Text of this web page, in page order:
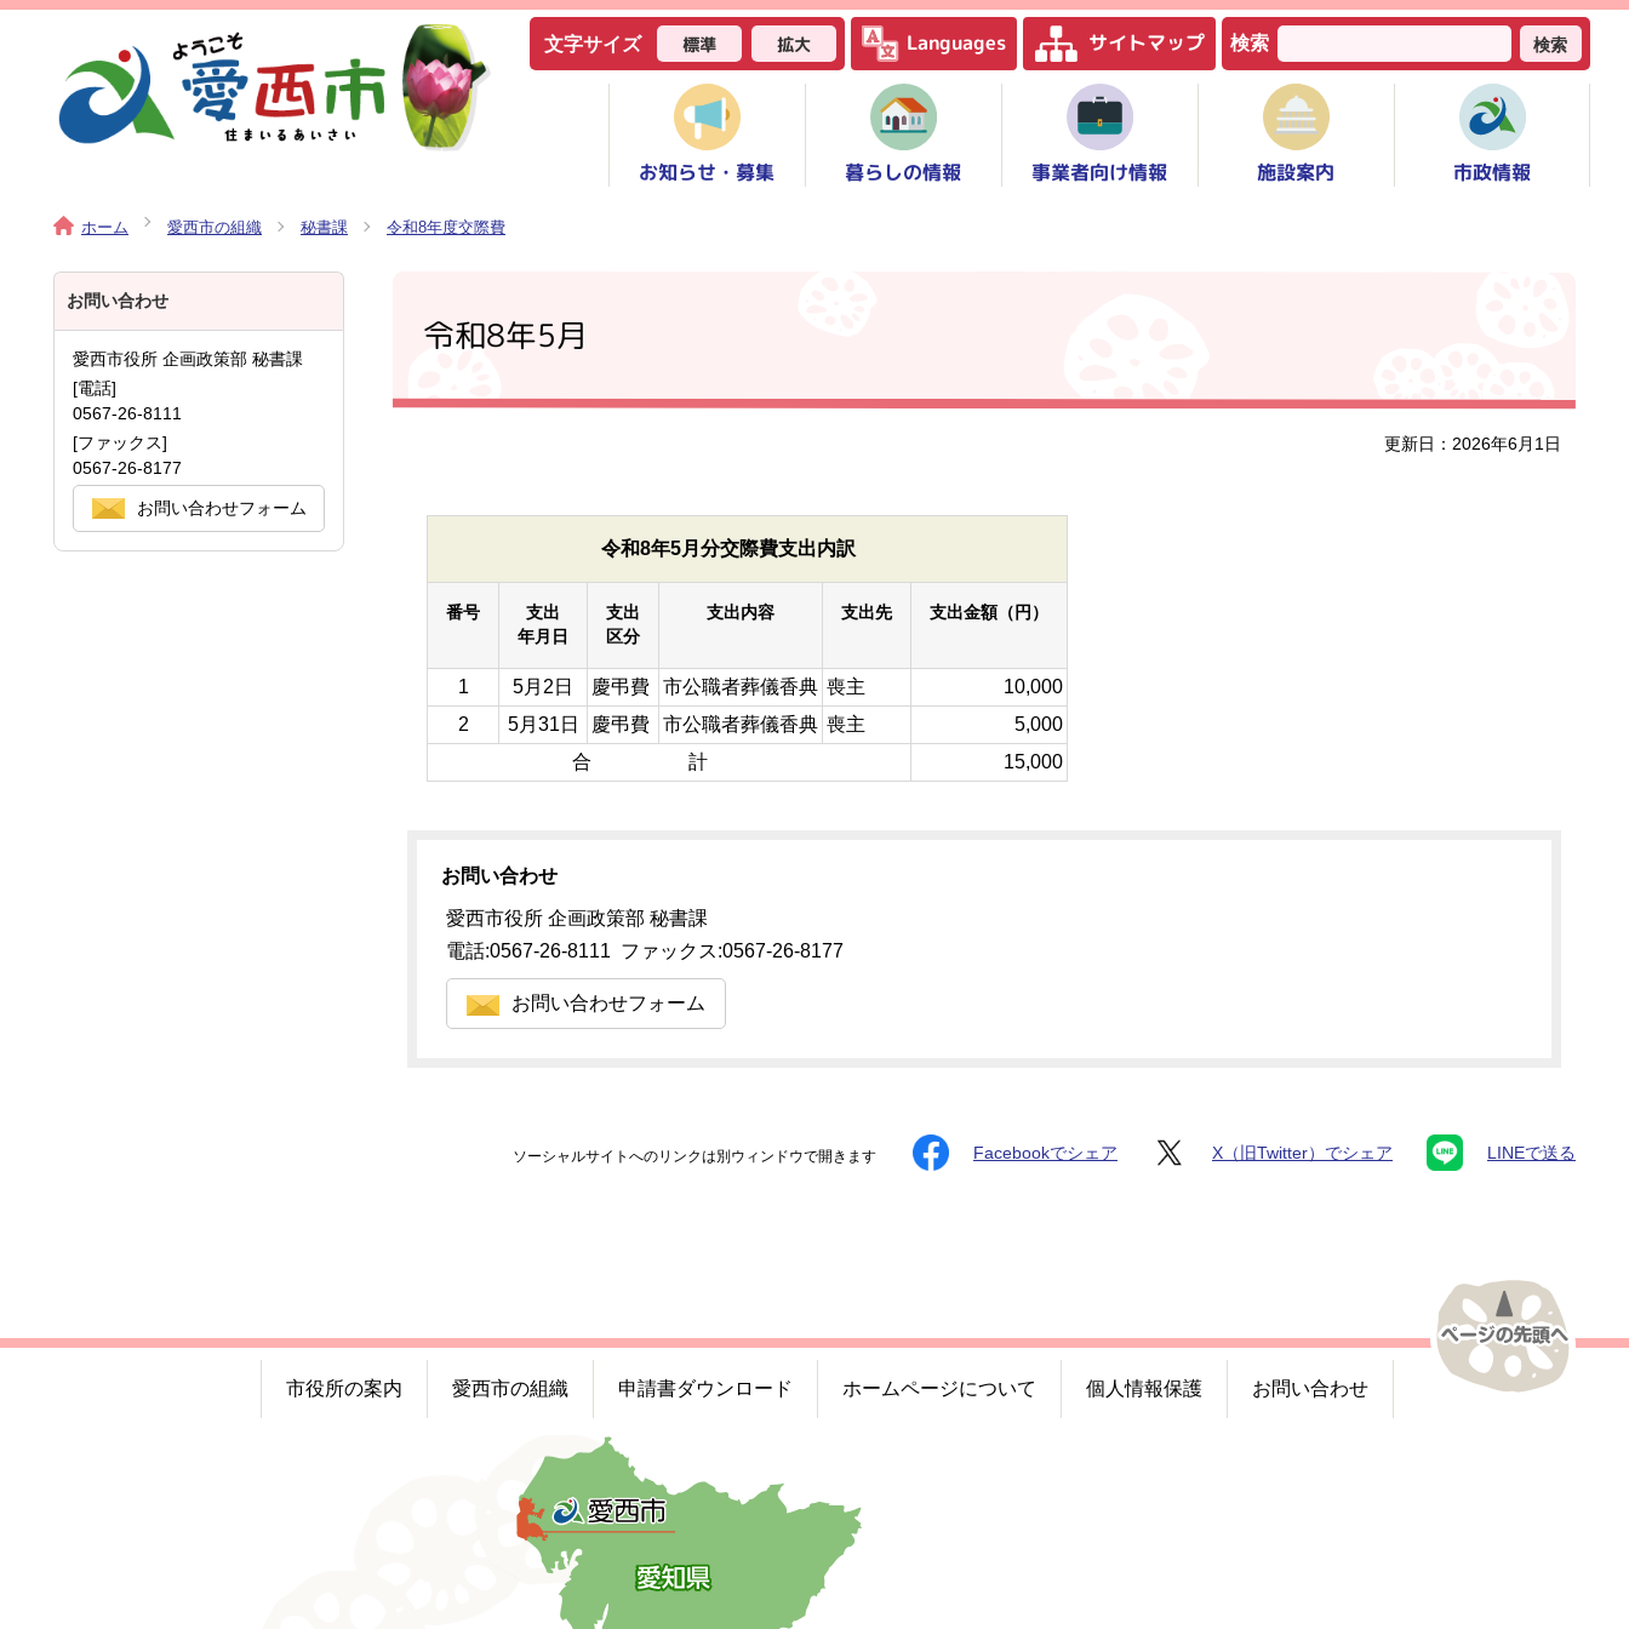
文字サイズ 標準 拡大 Languages サイトマップ 検索 検索
お知らせ・募集 暮らしの情報 事業者向け情報 施設案内 市政情報
ホーム 愛西市の組織 秘書課 令和8年度交際費
令和8年5月
更新日：2026年6月1日
令和8年5月分交際費支出内訳
番号
支出
年月日
支出
区分
支出内容 支出先 支出金額（円）
1 5月2日 慶弔費 市公職者葬儀香典 喪主
10,000
2
5月31日 慶弔費 市公職者葬儀香典 喪主
5,000
合 計
15,000
お問い合わせ
愛西市役所 企画政策部 秘書課
電話:0567-26-8111 ファックス:0567-26-8177
お問い合わせフォーム
お問い合わせ
愛西市役所 企画政策部 秘書課
[電話]
0567-26-8111
[ファックス]
0567-26-8177
お問い合わせフォーム
ソーシャルサイトへのリンクは別ウィンドウで開きます Facebookでシェア X（旧Twitter）でシェア LINEで送る
市役所の案内 愛西市の組織 申請書ダウンロード ホームページについて 個人情報保護 お問い合わせ